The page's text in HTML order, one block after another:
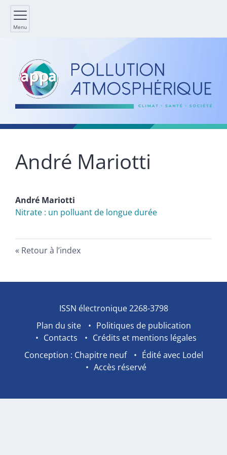
Menu
André Mariotti
André Mariotti
Nitrate : un polluant de longue durée
Retour à l’index
ISSN électronique 2268-3798
Plan du site
Politiques de publication
Contacts
Crédits et mentions légales
Conception : Chapitre neuf
Édité avec Lodel
Accès réservé